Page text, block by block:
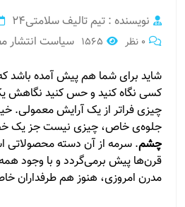
نویسنده : تیم تالیف سلامتی24
0 نظر
1565 سیاست انتشار
شاید برای شما هم پیش آمده باشد
کسی نگاه کنید و حس کنید نگاهش
چیزی فراتر از یک آرایش معمولی.
جلوه‌ی خاص، چیزی نیست جز یک
چشم. سرمه از آن دسته
قرن‌ها پیش برمی‌گردد و با وجود
مدرن امروزی، هنوز هم طرفداران